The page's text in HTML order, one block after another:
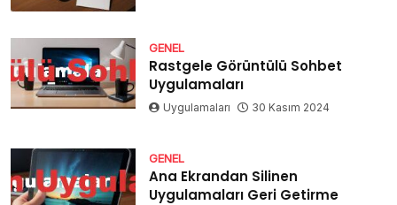
GENEL
Rastgele Görüntülü Sohbet
Uygulamaları
Uygulamaları 30 Kasım 2024
GENEL
Ana Ekrandan Silinen
Uygulamaları Geri Getirme